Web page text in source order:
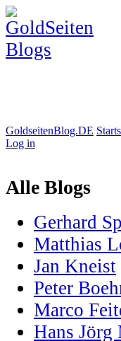
GoldseitenBlog.DE
Log in
Alle Blogs
Gerhard
Matthias
Jan Kneist
Peter
Marco
Hans Jörg